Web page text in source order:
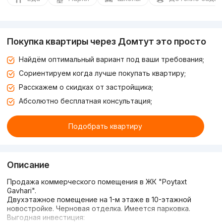
Покупка квартиры через Домтут это просто
Найдём оптимальный вариант под ваши требования;
Сориентируем когда лучше покупать квартиру;
Расскажем о скидках от застройщика;
Абсолютно бесплатная консультация;
Подобрать квартиру
Описание
Продажа коммерческого помещения в ЖК "Poytaxt
Gavhari".
Двухэтажное помещение на 1-м этаже в 10-этажной
новостройке. Черновая отделка. Имеется парковка.
Выгодная инвестиция: